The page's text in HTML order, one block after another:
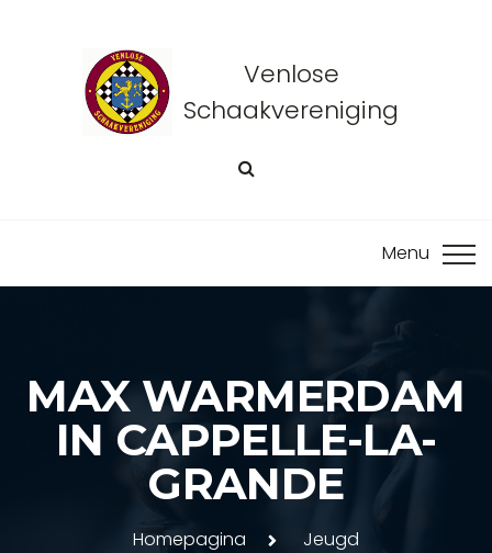
Venlose
Schaakvereniging
MAX WARMERDAM
IN CAPPELLE-LA-
GRANDE
Homepagina
Jeugd